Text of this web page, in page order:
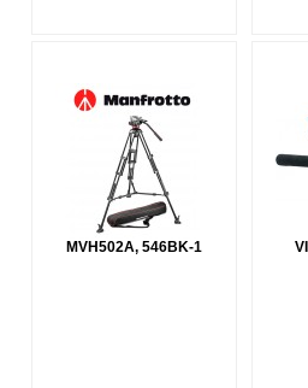
MVH502A, 546BK-1